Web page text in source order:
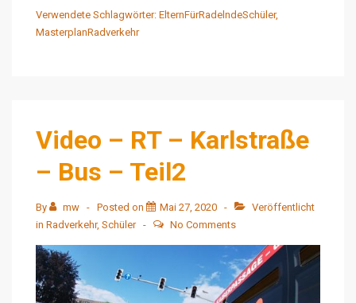
RT-
2021
Verwendete Schlagwörter: ElternFürRadelndeSchüler,
MasterplanRadverkehr
Video – RT – Karlstraße
– Bus – Teil2
By mw Posted on Mai 27, 2020
Veröffentlicht
in Radverkehr, Schüler No Comments